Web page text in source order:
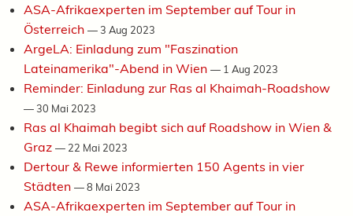
ASA-Afrikaexperten im September auf Tour in
Österreich —3 Aug 2023
ArgeLA: Einladung zum "Faszination
Lateinamerika"-Abend in Wien — 1 Aug 2023
Reminder: Einladung zur Ras al Khaimah-Roadshow
—30 Mai 2023
Ras al Khaimah begibt sich auf Roadshow in Wien &
Graz — 22 Mai 2023
Dertour & Rewe informierten 150 Agents in vier
Städten —8 Mai 2023
ASA-Afrikaexperten im September auf Tour in